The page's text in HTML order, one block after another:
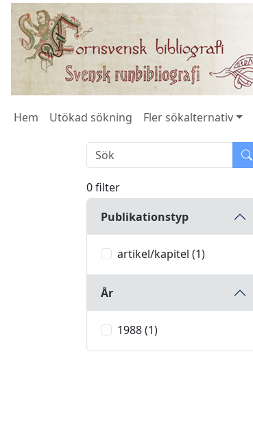
Hem Utökad sökning Fler sökalternativ
0 filter
Publikationstyp
artikel/kapitel (1)
År
1988 (1)